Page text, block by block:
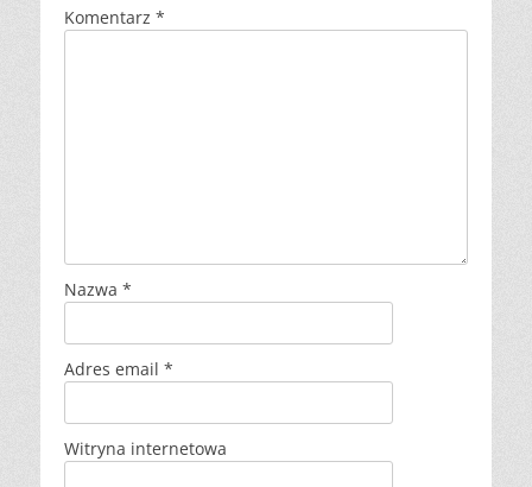
Komentarz *
Nazwa *
Adres email *
Witryna internetowa